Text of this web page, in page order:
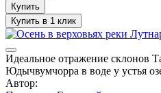
Купить
Купить в 1 клик
Идеальное отражение склонов
Юдычвумчорра в воде у устья
Автор: